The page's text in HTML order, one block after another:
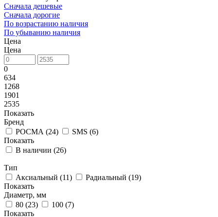
Сначала дешевые
Сначала дорогие
По возрастанию наличия
По убыванию наличия
Цена
Цена
0
634
1268
1901
2535
Показать
Бренд
РОСМА (24) SMS (6)
Показать
В наличии (26)
Тип
Аксиальный (11) Радиальный (19)
Показать
Диаметр, мм
80 (23) 100 (7)
Показать